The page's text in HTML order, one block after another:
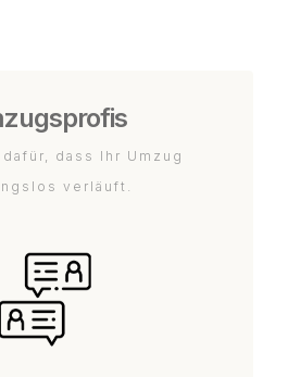
dass Ihr Umzug
verläuft.